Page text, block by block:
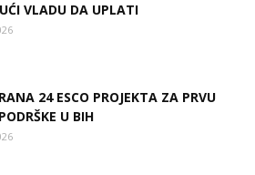
VLADU DA UPLATI
24 ESCO PROJEKTA ZA PRVU
U BIH